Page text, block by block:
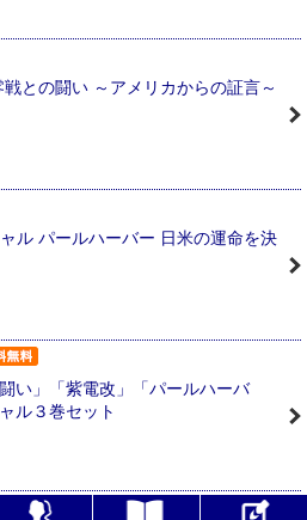
戦との闘い ～アメリカからの証言～
ル パールハーバー 日米の運命を決
闘い」「紫電改」「パールハーバ
ル３巻セット